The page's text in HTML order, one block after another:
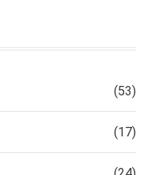
(53)
(17)